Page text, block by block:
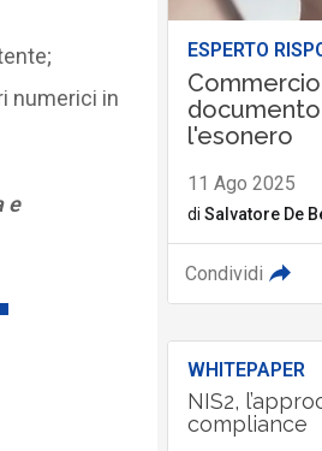
numerici in
e
ESPERTO
l'esonero
11 Ago 2025
di Salvatore De
Condividi
WHITEPAPER
NIS2,
compliance